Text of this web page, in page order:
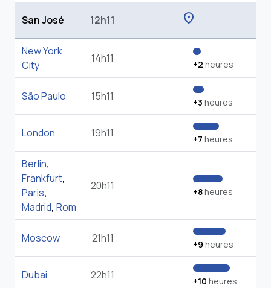
San José 12h11 location_on
New York
City
14h11 +2 heures
São Paulo 15h11 +3 heures
London 19h11 +7 heures
Berlin,
Frankfurt,
Paris,
Madrid, Rom
20h11 +8heures
Moscow 21h11 +9 heures
Dubai 22h11 +10 heures